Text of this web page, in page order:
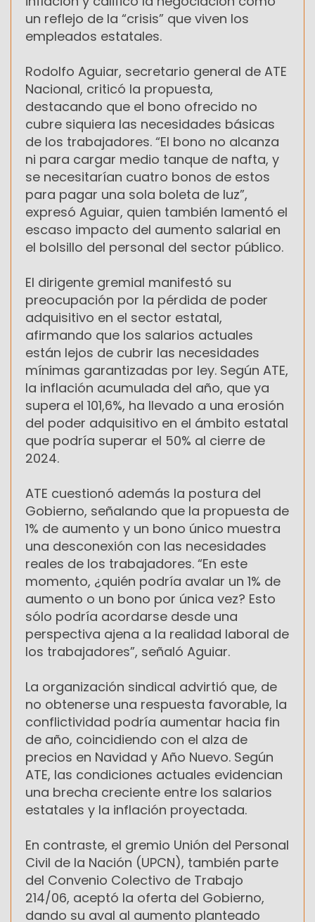
un reflejo de la “crisis” que viven los
empleados estatales.
Rodolfo Aguiar, secretario general de ATE
Nacional, criticó la propuesta,
destacando que el bono ofrecido no
cubre siquiera las necesidades básicas
de los trabajadores. “El bono no alcanza
ni para cargar medio tanque de nafta, y
se necesitarían cuatro bonos de estos
para pagar una sola boleta de luz”,
expresó Aguiar, quien también lamentó el
escaso impacto del aumento salarial en
el bolsillo del personal del sector público.
El dirigente gremial manifestó su
preocupación por la pérdida de poder
adquisitivo en el sector estatal,
afirmando que los salarios actuales
están lejos de cubrir las necesidades
mínimas garantizadas por ley. Según ATE,
la inflación acumulada del año, que ya
supera el 101,6%, ha llevado a una erosión
del poder adquisitivo en el ámbito estatal
que podría superar el 50% al cierre de
2024.
ATE cuestionó además la postura del
Gobierno, señalando que la propuesta de
1% de aumento y un bono único muestra
una desconexión con las necesidades
reales de los trabajadores. “En este
momento, ¿quién podría avalar un 1% de
aumento o un bono por única vez? Esto
sólo podría acordarse desde una
perspectiva ajena a la realidad laboral de
los trabajadores”, señaló Aguiar.
La organización sindical advirtió que, de
no obtenerse una respuesta favorable, la
conflictividad podría aumentar hacia fin
de año, coincidiendo con el alza de
precios en Navidad y Año Nuevo. Según
ATE, las condiciones actuales evidencian
una brecha creciente entre los salarios
estatales y la inflación proyectada.
En contraste, el gremio Unión del Personal
Civil de la Nación (UPCN), también parte
del Convenio Colectivo de Trabajo
214/06, aceptó la oferta del Gobierno,
dando su aval al aumento planteado